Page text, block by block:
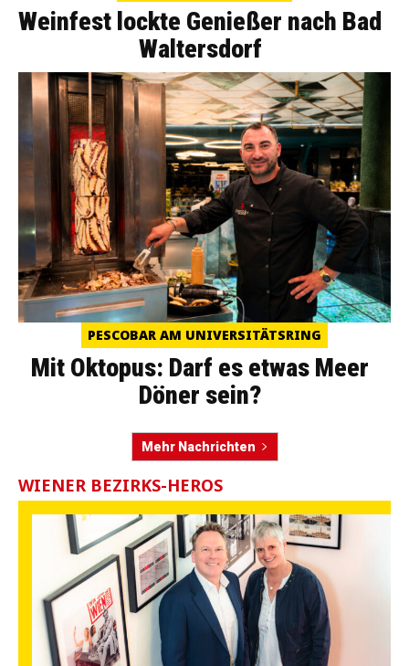
Weinfest lockte Genießer nach Bad
Waltersdorf
PESCOBAR AM UNIVERSITÄTSRING
Mit Oktopus: Darf es etwas Meer
Döner sein?
Mehr Nachrichten
WIENER BEZIRKS-HEROS